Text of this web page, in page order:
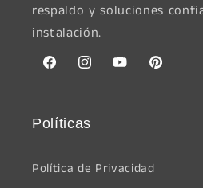
respaldo y soluciones
instalación.
FacebookInstagramYouTubePinterest
Políticas
Política de Privacidad